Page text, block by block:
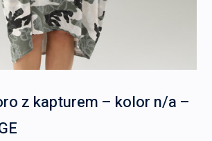
z kapturem – kolor n/a –